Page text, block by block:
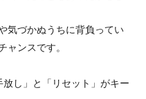
気づかぬうちに背負ってい
ャンスです。
し」と「リセット」がキー